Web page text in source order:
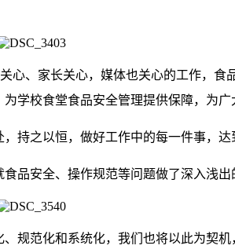
、家长关心，媒体也关心的工作，
学校食堂食品安全管理提供保障，为广
持之以恒，做好工作中的每一件事，达
品安全、操作规范等问题做了深入浅
规范化和系统化，我们也将以此为契